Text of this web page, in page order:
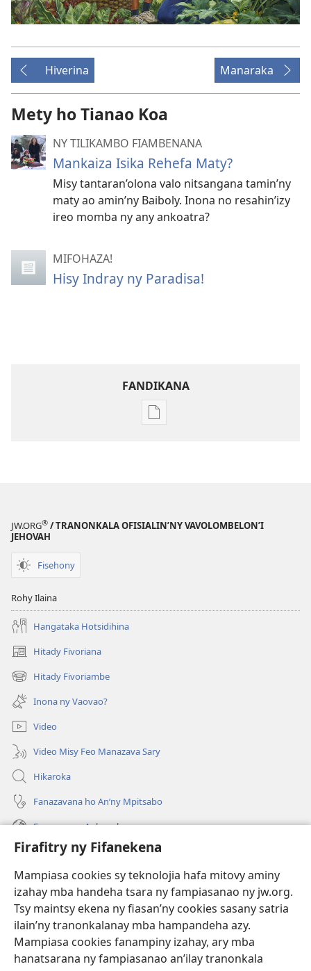
Firafitry ny Fifanekena
Mampiasa cookies sy teknolojia hafa mitovy aminy
izahay mba handeha tsara ny fampiasanao ny jw.org.
Tsy maintsy ekena ny fiasan’ny cookies sasany satria
ilain’ny tranonkalanay mba hampandeha azy.
Mampiasa cookies fanampiny izahay, ary mba
hanatsarana ny fampiasanao an’ilay tranonkala
Hiverina Manaraka
Mety ho Tianao Koa
NY TILIKAMBO FIAMBENANA
Mankaiza Isika Rehefa Maty?
Misy tantaran’olona valo nitsangana tamin’ny
maty ao amin’ny Baiboly. Inona no resahin’izy
ireo momba ny any ankoatra?
MIFOHAZA!
Hisy Indray ny Paradisa!
FANDIKANA
Fandikana
JW.ORG® / TRANONKALA OFISIALIN’NY VAVOLOMBELON’I
JEHOVAH
Fisehony
Rohy Ilaina
Hangataka Hotsidihina
Hitady Fivoriana
(manokatra
rohy) Hitady Fivoriambe
(manokatra
rohy) Inona ny Vaovao?
Video
Video Misy Feo Manazava Sary
Hikaroka
Fanazavana ho An’ny Mpitsabo
Fanazavana Ankapobeny
Fanampiana
Fanomezana
(manokatra
rohy)
FITEHIRIZAM-BOKIN’NY Vavolombelon’i Jehovah
(manokatra
rohy)
JW Hub
(manokatra